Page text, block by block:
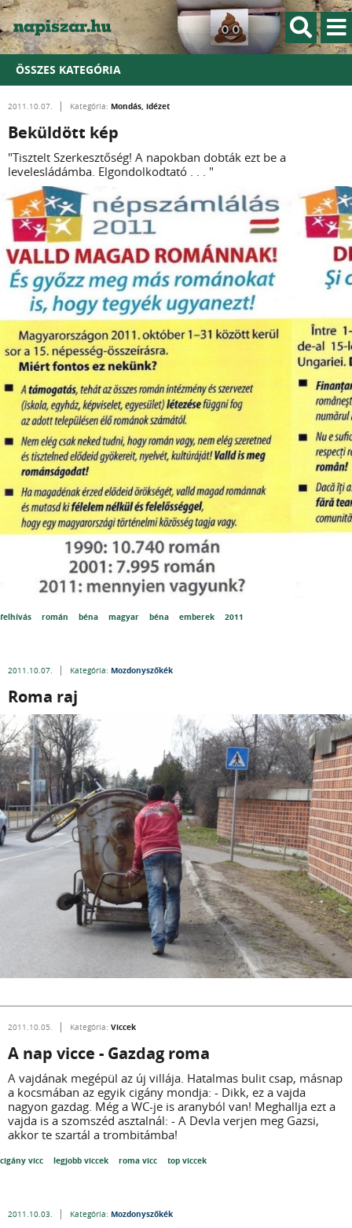
ÖSSZES KATEGÓRIA
2011.10.07. Kategória: Mondás, idézet
Beküldött kép
"Tisztelt Szerkesztőség! A napokban dobták ezt be a
levelesládámba. Elgondolkodtató . . . "
felhívás román béna magyar béna emberek 2011
2011.10.07. Kategória: Mozdonyszőkék
Roma raj
2011.10.05. Kategória: Viccek
A nap vicce - Gazdag roma
A vajdának megépül az új villája. Hatalmas bulit csap, másnap
a kocsmában az egyik cigány mondja: - Dikk, ez a vajda
nagyon gazdag. Még a WC-je is aranyból van! Meghallja ezt a
vajda is a szomszéd asztalnál: - A Devla verjen meg Gazsi,
akkor te szartál a trombitámba!
cigány vicc legjobb viccek roma vicc top viccek
2011.10.03. Kategória: Mozdonyszőkék